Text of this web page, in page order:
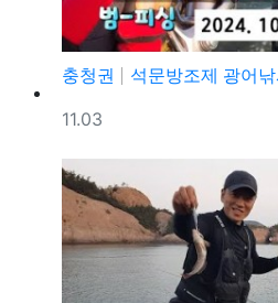
충청권
석문방조제 광어낚시 사
등록일
11.03